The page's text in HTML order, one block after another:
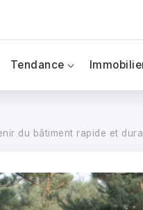
Tendance
du bâtiment rapide et